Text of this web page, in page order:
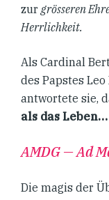
zurgrösseren
Herrlichkeit.
Als Cardinal
des Papstes
antwortete sie,
als das Leben…
AMDG — Ad
Die magis der